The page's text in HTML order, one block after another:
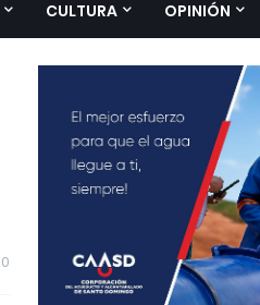
CULTURA OPINIÓN
0